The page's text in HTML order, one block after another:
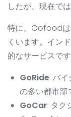
したが、現在で
特に、Gofoodは
くいます。イン
的なサービスです
GoRide: バ
の多い都市部
GoCar: タク